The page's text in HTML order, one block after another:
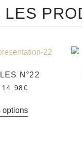
LES
N°22
14.98 €
options